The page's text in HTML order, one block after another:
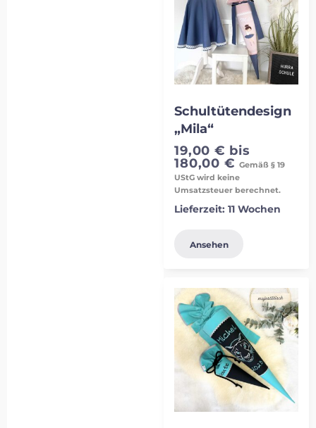
Schultütendesign
„Mila“
19,00 € bis
180,00 € Gemäß § 19
UStG wird keine
Umsatzsteuer berechnet.
Lieferzeit:11 Wochen
Ansehen